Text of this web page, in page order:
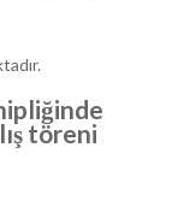
töreni